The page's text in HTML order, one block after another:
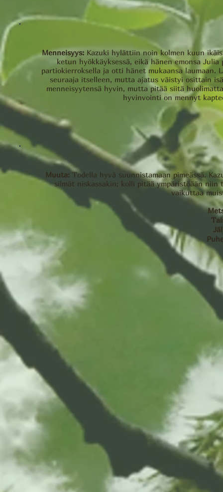
Menneisyys: Kazuki hylättiin noin kolmen kuun
ketun hyökkäyksessä, eikä hänen emonsa
partiokierroksella ja otti hänet mukaansa laumaan.
seuraaja itselleen, mutta ajatus väistyi osittain
menneisyytensä hyvin, mutta pitää siitä
hyvinvointi on mennyt
Muuta: Todella hyvä suunnistamaan pimeässä.
silmät niskassakin; kolli pitää ympäristöään
vaikuttaa